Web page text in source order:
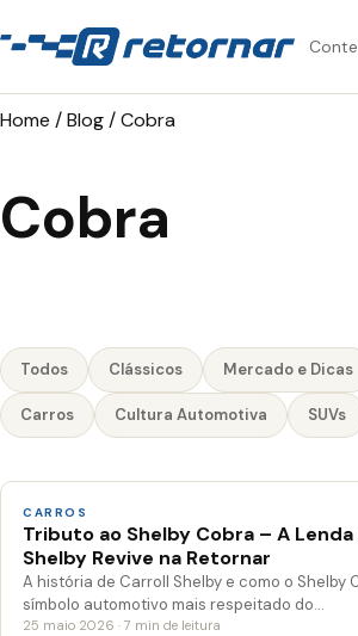
Home /Blog/Cobra
Cobra
Todos Clássicos Mercado e Dicas
Carros Cultura Automotiva SUVs
CARROS
Tributo ao Shelby Cobra – A
Shelby Revive na Retornar
A história de Carroll Shelby e como o Shelby
símbolo automotivo mais respeitado do…
25 maio 2026 · 7 min de leitura